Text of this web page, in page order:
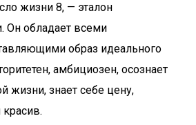
жизни 8, — эталон
Он обладает всеми
образ идеального
амбициозен, осознает
жизни, знает себе цену,